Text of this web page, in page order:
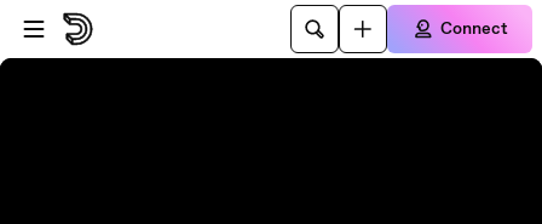
Skip to player
Skip to main content
Connect